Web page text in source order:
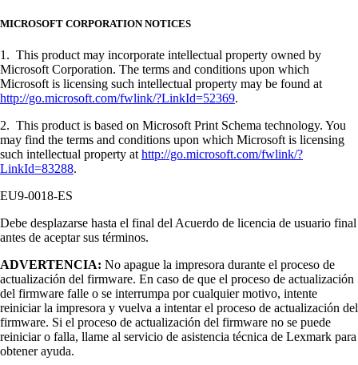
MICROSOFT CORPORATION NOTICES
1. This product may incorporate intellectual property owned by
Microsoft Corporation. The terms and conditions upon which
Microsoft is licensing such intellectual property may be found at
http://go.microsoft.com/fwlink/?LinkId=52369.
2. This product is based on Microsoft Print Schema technology. You
may find the terms and conditions upon which Microsoft is licensing
such intellectual property at http://go.microsoft.com/fwlink/?
LinkId=83288.
EU9-0018-ES
Debe desplazarse hasta el final del Acuerdo de licencia de usuario final
antes de aceptar sus términos.
ADVERTENCIA: No apague la impresora durante el proceso de
actualización del firmware. En caso de que el proceso de actualización
del firmware falle o se interrumpa por cualquier motivo, intente
reiniciar la impresora y vuelva a intentar el proceso de actualización del
firmware. Si el proceso de actualización del firmware no se puede
reiniciar o falla, llame al servicio de asistencia técnica de Lexmark para
obtener ayuda.